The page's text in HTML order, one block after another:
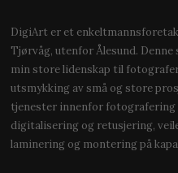
DigiArt er et
Tjørvåg, utenfor Ålesund.
min store lidenskap til
utsmykking av små og store
tjenester innenfor
digitalisering og retusjering,
laminering og montering på